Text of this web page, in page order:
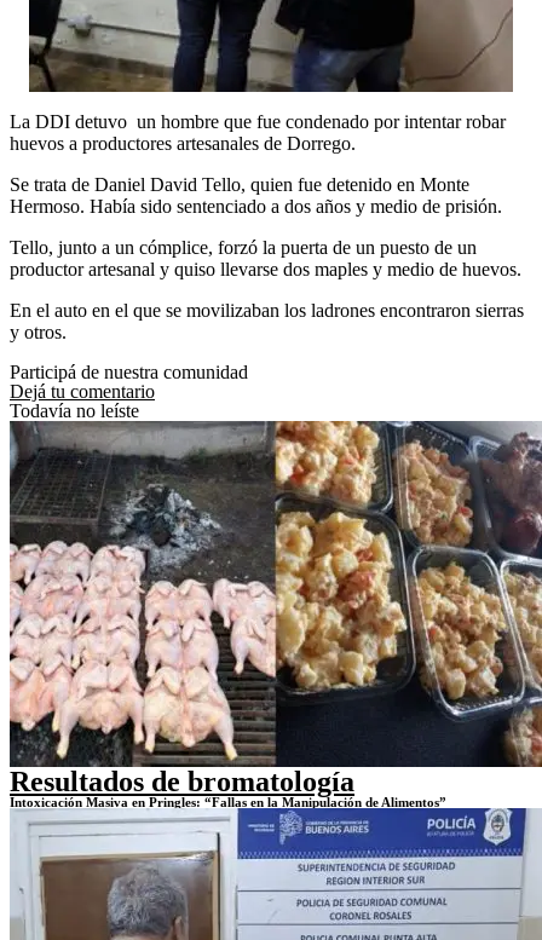
La DDI detuvo un hombre que fue condenado por intentar robar
huevos a productores artesanales de Dorrego.
Se trata de Daniel David Tello, quien fue detenido en Monte
Hermoso. Había sido sentenciado a dos años y medio de prisión.
Tello, junto a un cómplice, forzó la puerta de un puesto de un
productor artesanal y quiso llevarse dos maples y medio de huevos.
En el auto en el que se movilizaban los ladrones encontraron sierras
y otros.
Participá de nuestra comunidad
Dejá tu comentario
Todavía no leíste
Resultados de bromatología
Intoxicación Masiva en Pringles: “Fallas en la Manipulación de Alimentos”